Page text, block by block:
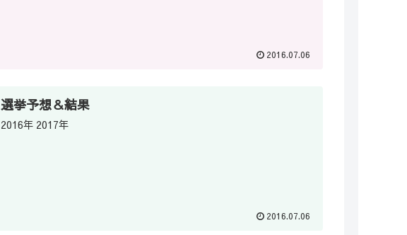
2016.07.06
選挙予想＆結果
2016年 2017年
2016.07.06